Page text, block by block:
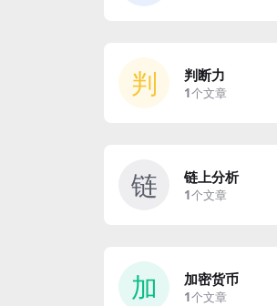
判 判断力
1个文章
链 链上分析
1个文章
加 加密货币
1个文章